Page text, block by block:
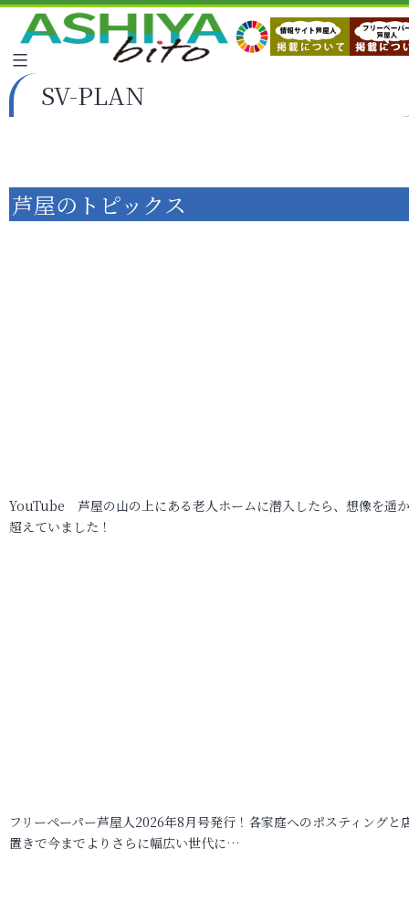
SV-PLAN
芦屋のトピックス
YouTube 芦屋の山の上にある老人ホームに潜入したら、想像を遥
超えていました！
フリーペーパー芦屋人2026年8月号発行！各家庭へのポスティングと
置きで今までよりさらに幅広い世代に…